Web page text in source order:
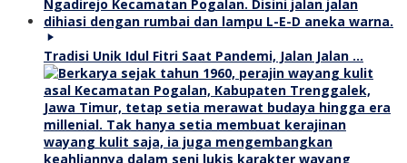
Tradisi Unik Idul Fitri Saat Pandemi, Jalan Jalan …